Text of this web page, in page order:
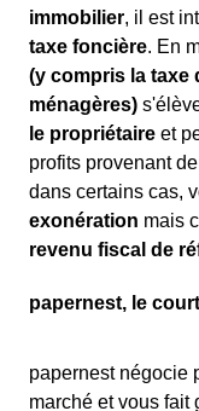
immobilier, il est
taxe foncière. En
(y compris la taxe
ménagères)
le propriétaire et
profits provenant
dans certains cas,
exonération mais
revenu fiscal de
papernest, le
papernest négocie
marché et vous fait